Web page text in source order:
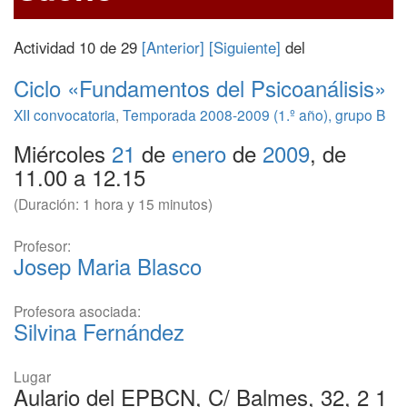
Actividad 10 de 29 [Anterior] [Siguiente] del
Ciclo «Fundamentos del Psicoanálisis»
XII convocatoria, Temporada 2008-2009 (1.º año), grupo B
Miércoles 21 de enero de 2009, de
11.00 a 12.15
(Duración: 1 hora y 15 minutos)
Profesor:
Josep Maria Blasco
Profesora asociada:
Silvina Fernández
Lugar
Aulario del EPBCN, C/ Balmes, 32, 2 1